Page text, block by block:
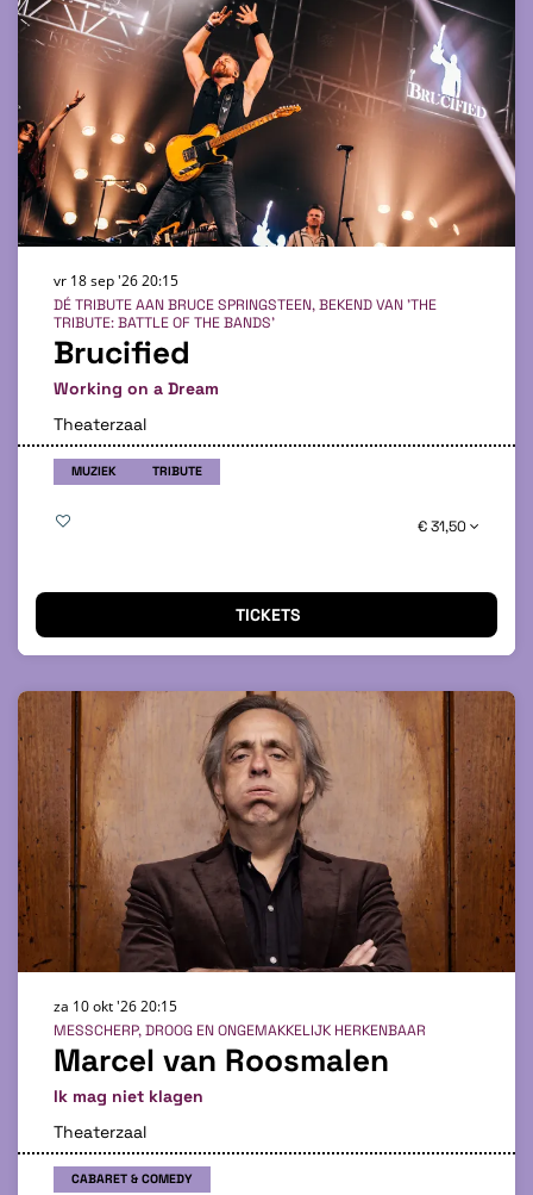
Brucified
Working on a Dream
DÉ TRIBUTE AAN BRUCE SPRINGSTEEN, BEKEND VAN 'THE
TRIBUTE: BATTLE OF THE BANDS'
vr 18 sep '2620:15
Theaterzaal
MUZIEK TRIBUTE
€ 31,50
TICKETS
Marcel van Roosmalen
Ik mag niet klagen
MESSCHERP, DROOG EN ONGEMAKKELIJK HERKENBAAR
za 10 okt '2620:15
Theaterzaal
CABARET & COMEDY